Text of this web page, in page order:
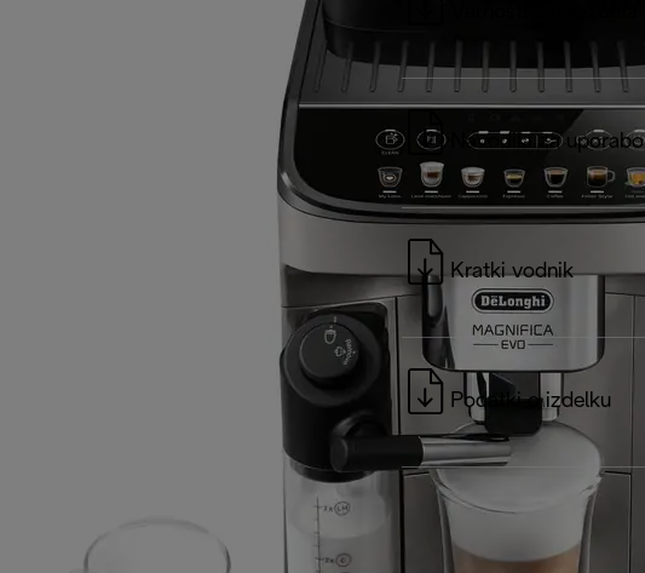
Navodila za uporabo
Kratki vodnik
Podatki o izdelku